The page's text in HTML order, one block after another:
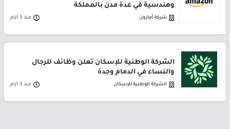
وهندسية في عدة مدن بالمملكة
شركة أمازون منذ 3 أيام
الشركة الوطنية للإسكان تعلن وظائف للرجال
والنساء في الدمام وجدة
الشركة الوطنية للإسكان منذ 3 أيام